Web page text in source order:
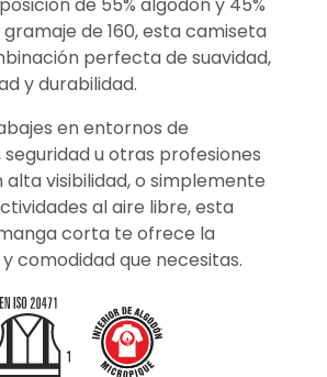
de 55% algodón y 45%
de 160, esta camiseta
perfecta de suavidad,
y durabilidad.
en entornos de
u otras profesiones
alta visibilidad, o simplemente
al aire libre, esta
corta te ofrece la
comodidad que necesitas.